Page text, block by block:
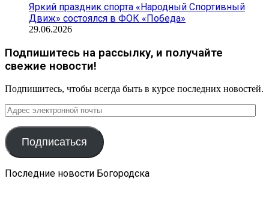
Яркий праздник спорта «Народный Спортивный
Движ» состоялся в ФОК «Победа»
29.06.2026
Подпишитесь на рассылку, и получайте
свежие новости!
Подпишитесь, чтобы всегда быть в курсе последних новостей.
Адрес
электронной
почты
Подписаться
Последние новости Богородска